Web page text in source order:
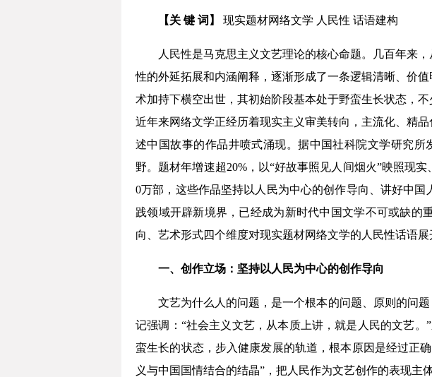
【关 键 词】 现实题材网络文学 人民性 话语建构
人民性是马克思主义文艺理论的核心命题。几百年来
性的外延拓展和内涵阐释，逐渐形成了一条逻辑清晰、价
术加持下横空出世，其初始阶段基本处于野蛮生长状态，
近年来网络文学正经历着现实主义审美转向，主流化、精
述中国故事的作品井喷式涌现。据中国社科院文学研究所
野。题材年增速超20%，以“好故事照见人间烟火”映照现
0万部，这些作品坚持以人民为中心的创作导向、讲好中
践领域开辟新境界，已经成为新时代中国文学不可或缺的
向、艺术形式四个维度对现实题材网络文学的人民性话语展
一、 创作立场： 坚持以人民为中心的创作导向
文艺为什么人的问题，是一个根本的问题、原则的问
记强调：“社会主义文艺，从本质上讲，就是人民的文艺
蛮生长的状态，步入健康发展的轨道，根本原因是经过正
义与中国国情结合的结晶”，把人民作为文艺创作的表现主